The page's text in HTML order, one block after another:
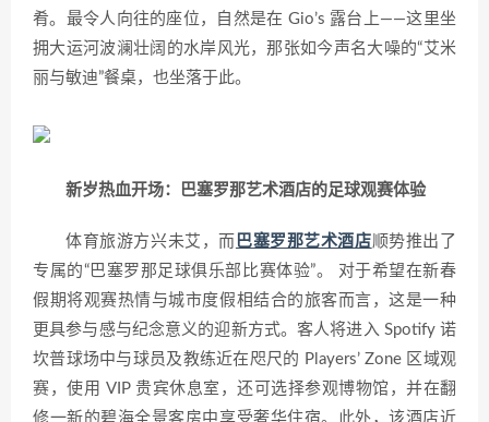
肴。最令人向往的座位，自然是在 Gio’s 露台上——这里坐
拥大运河波澜壮阔的水岸风光，那张如今声名大噪的“艾米
丽与敏迪”餐桌，也坐落于此。
新岁热血开场：巴塞罗那艺术酒店的足球观赛体验
体育旅游方兴未艾，而 巴塞罗那艺术酒店顺势推出了
专属的“巴塞罗那足球俱乐部比赛体验”。 对于希望在新春
假期将观赛热情与城市度假相结合的旅客而言，这是一种
更具参与感与纪念意义的迎新方式。客人将进入 Spotify 诺
坎普球场中与球员及教练近在咫尺的 Players’ Zone 区域观
赛，使用 VIP 贵宾休息室，还可选择参观博物馆，并在翻
修一新的碧海全景客房中享受奢华住宿。此外，该酒店近